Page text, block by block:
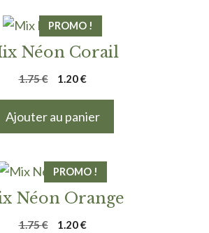
PROMO !
Néon Corail
1.75€
Le
1.20€Le
actuel
Ajouter au panier
PROMO !
Néon Orange
1.75€
Le
1.20€Le